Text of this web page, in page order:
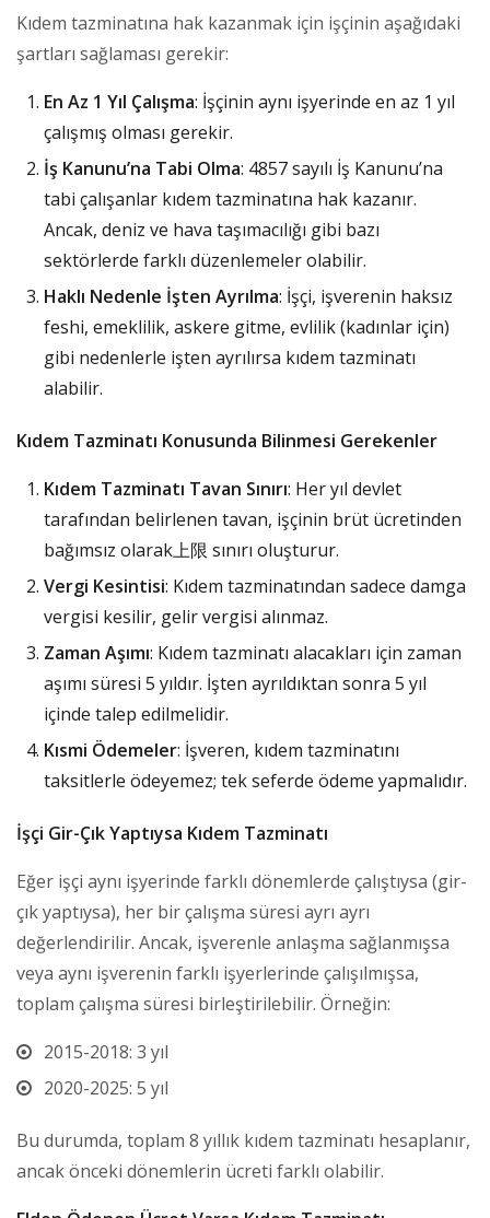
Kıdem tazminatına hak kazanmak için işçinin aşağıdaki
şartları sağlaması gerekir:
En Az 1 Yıl Çalışma: İşçinin aynı işyerinde en az 1 yıl
çalışmış olması gerekir.
İş Kanunu’na Tabi Olma: 4857 sayılı İş Kanunu’na
tabi çalışanlar kıdem tazminatına hak kazanır.
Ancak, deniz ve hava taşımacılığı gibi bazı
sektörlerde farklı düzenlemeler olabilir.
Haklı Nedenle İşten Ayrılma: İşçi, işverenin haksız
feshi, emeklilik, askere gitme, evlilik (kadınlar için)
gibi nedenlerle işten ayrılırsa kıdem tazminatı
alabilir.
Kıdem Tazminatı Konusunda Bilinmesi Gerekenler
Kıdem Tazminatı Tavan Sınırı: Her yıl devlet
tarafından belirlenen tavan, işçinin brüt ücretinden
bağımsız olarak上限 sınırı oluşturur.
Vergi Kesintisi: Kıdem tazminatından sadece damga
vergisi kesilir, gelir vergisi alınmaz.
Zaman Aşımı: Kıdem tazminatı alacakları için zaman
aşımı süresi 5 yıldır. İşten ayrıldıktan sonra 5 yıl
içinde talep edilmelidir.
Kısmi Ödemeler: İşveren, kıdem tazminatını
taksitlerle ödeyemez; tek seferde ödeme yapmalıdır.
İşçi Gir-Çık Yaptıysa Kıdem Tazminatı
Eğer işçi aynı işyerinde farklı dönemlerde çalıştıysa (gir-
çık yaptıysa), her bir çalışma süresi ayrı ayrı
değerlendirilir. Ancak, işverenle anlaşma sağlanmışsa
veya aynı işverenin farklı işyerlerinde çalışılmışsa,
toplam çalışma süresi birleştirilebilir. Örneğin:
2015-2018: 3 yıl
2020-2025: 5 yıl
Bu durumda, toplam 8 yıllık kıdem tazminatı hesaplanır,
ancak önceki dönemlerin ücreti farklı olabilir.